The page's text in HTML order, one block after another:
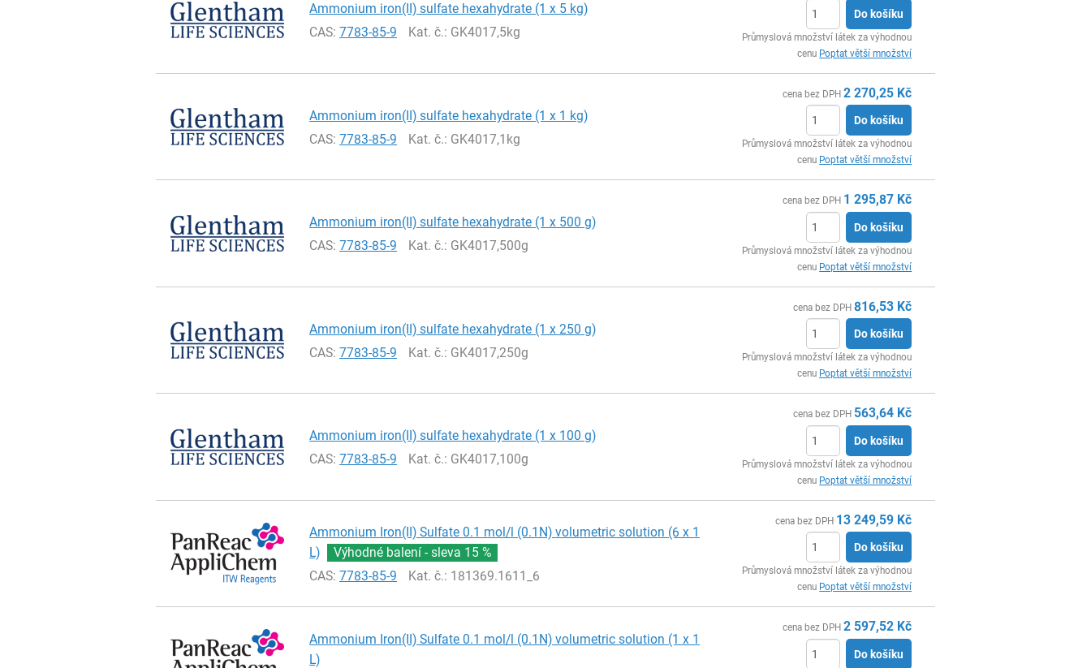
Ammonium iron(II) sulfate hexahydrate (1 x 5 kg)
CAS:7783-85-9 Kat. č.: GK4017,5kg
Do košíku
Průmyslová množství látek za výhodnou
cenu Poptat větší množství
Ammonium iron(II) sulfate hexahydrate (1 x 1 kg)
CAS:7783-85-9 Kat. č.: GK4017,1kg
cena bez DPH 2 270,25 Kč
Do košíku
Průmyslová množství látek za výhodnou
cenu Poptat větší množství
Ammonium iron(II) sulfate hexahydrate (1 x 500 g)
CAS:7783-85-9 Kat. č.: GK4017,500g
cena bez DPH 1 295,87 Kč
Do košíku
Průmyslová množství látek za výhodnou
cenu Poptat větší množství
Ammonium iron(II) sulfate hexahydrate (1 x 250 g)
CAS:7783-85-9 Kat. č.: GK4017,250g
cena bez DPH 816,53 Kč
Do košíku
Průmyslová množství látek za výhodnou
cenu Poptat větší množství
Ammonium iron(II) sulfate hexahydrate (1 x 100 g)
CAS:7783-85-9 Kat. č.: GK4017,100g
cena bez DPH 563,64 Kč
Do košíku
Průmyslová množství látek za výhodnou
cenu Poptat větší množství
Ammonium Iron(II) Sulfate 0.1 mol/l (0.1N) volumetric solution (6 x 1
L)
Výhodné balení - sleva 15 %
CAS:7783-85-9 Kat. č.: 181369.1611_6
cena bez DPH 13 249,59 Kč
Do košíku
Průmyslová množství látek za výhodnou
cenu Poptat větší množství
Ammonium Iron(II) Sulfate 0.1 mol/l (0.1N) volumetric solution (1 x 1
L)
cena bez DPH 2 597,52 Kč
Do košíku